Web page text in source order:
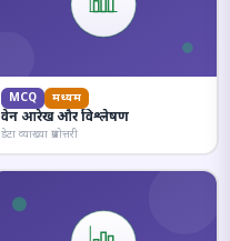
MCQ मध्यम
वेन आरेख और विश्लेषण
डेटा व्याख्या प्रश्नोत्तरी